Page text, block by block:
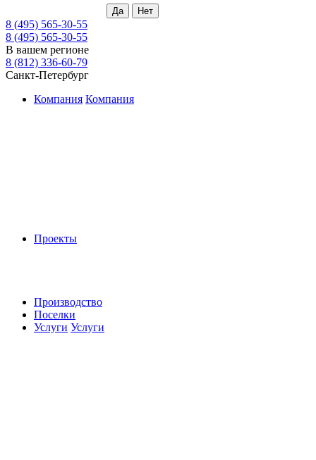
8 (495) 565-30-55
8 (495) 565-30-55
В вашем регионе
8 (812) 336-60-79
Санкт-Петербург
Компания Компания
Проекты
Производство
Поселки
Услуги Услуги